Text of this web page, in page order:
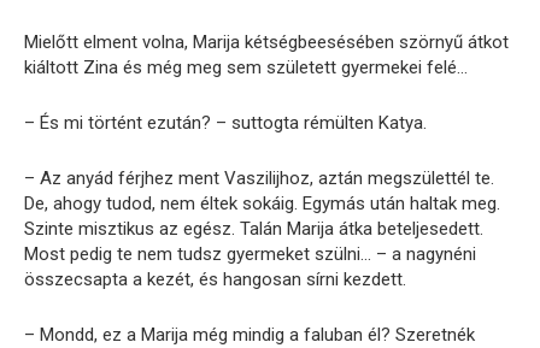
Mielőtt elment volna, Marija kétségbeesésében szörnyű átkot
kiáltott Zina és még meg sem született gyermekei felé…
– És mi történt ezután? – suttogta rémülten Katya.
– Az anyád férjhez ment Vaszilijhoz, aztán megszülettél te.
De, ahogy tudod, nem éltek sokáig. Egymás után haltak meg.
Szinte misztikus az egész. Talán Marija átka beteljesedett.
Most pedig te nem tudsz gyermeket szülni… – a nagynéni
összecsapta a kezét, és hangosan sírni kezdett.
– Mondd, ez a Marija még mindig a faluban él? Szeretnék